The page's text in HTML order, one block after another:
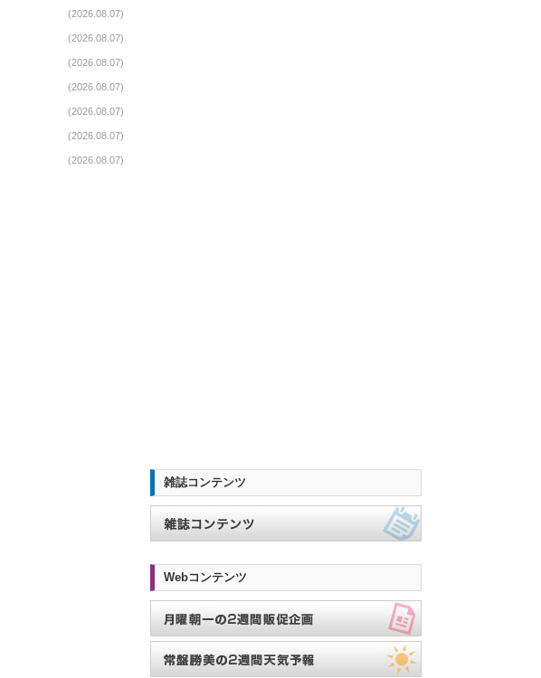
(2026.08.07)
(2026.08.07)
(2026.08.07)
(2026.08.07)
(2026.08.07)
(2026.08.07)
(2026.08.07)
雑誌コンテンツ
Webコンテンツ